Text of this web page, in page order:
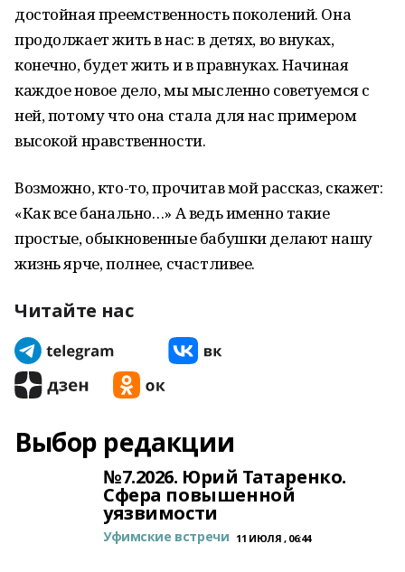
достойная преемственность поколений. Она
продолжает жить в нас: в детях, во внуках,
конечно, будет жить и в правнуках. Начиная
каждое новое дело, мы мысленно советуемся с
ней, потому что она стала для нас примером
высокой нравственности.
Возможно, кто-то, прочитав мой рассказ, скажет:
«Как все банально…» А ведь именно такие
простые, обыкновенные бабушки делают нашу
жизнь ярче, полнее, счастливее.
Читайте нас
Выбор редакции
№7.2026. Юрий Татаренко.
Сфера повышенной
уязвимости
Уфимские встречи 11 ИЮЛЯ , 06:44